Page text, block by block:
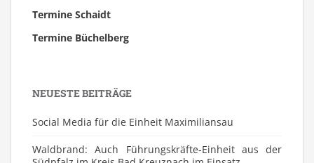
Termine Schaidt
Termine Büchelberg
NEUESTE BEITRÄGE
Social Media für die Einheit Maximiliansau
Waldbrand: Auch Führungskräfte-Einheit aus der